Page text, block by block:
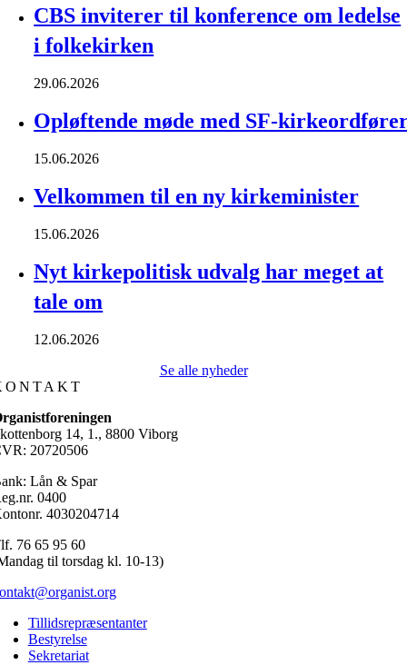
CBS inviterer til konference om ledelse
i folkekirken
29.06.2026
Opløftende møde med SF-
15.06.2026
Velkommen til en ny kirkeminister
15.06.2026
Nyt kirkepolitisk udvalg har meget at
tale om
12.06.2026
Se alle nyheder
14, 1., 8800 Viborg
20720506
Lån & Spar
0400
4030204714
76 65 95 60
til torsdag kl. 10-13)
Tillidsrepræsentanter
Bestyrelse
Sekretariat